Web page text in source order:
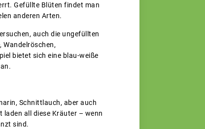
Gefüllte Blüten findet man
anderen Arten.
auch die ungefüllten
Wandelröschen,
bietet sich eine blau-weiße
Schnittlauch, aber auch
laden all diese Kräuter – wenn
sind.